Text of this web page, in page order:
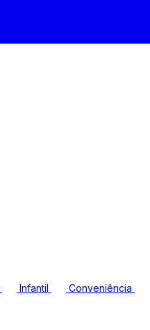
Infantil Conveniência